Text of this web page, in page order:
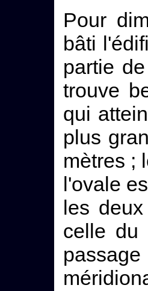
Pour
bâti
partie
trouve
qui
plus
mètres ;
l'ovale
les
celle du